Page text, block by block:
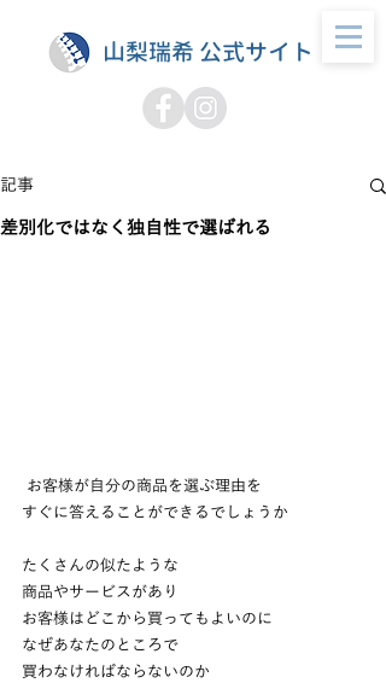
山梨瑞希 公式サイト
記事
差別化ではなく独自性で選ばれる
お客様が自分の商品を選ぶ理由を
すぐに答えることができるでしょうか
たくさんの似たような
商品やサービスがあり
お客様はどこから買ってもよいのに
なぜあなたのところで
買わなければならないのか